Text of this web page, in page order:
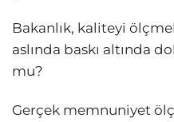
Bakanlık, kaliteyi
aslında baskı altında
mu?
Gerçek memnuniyet